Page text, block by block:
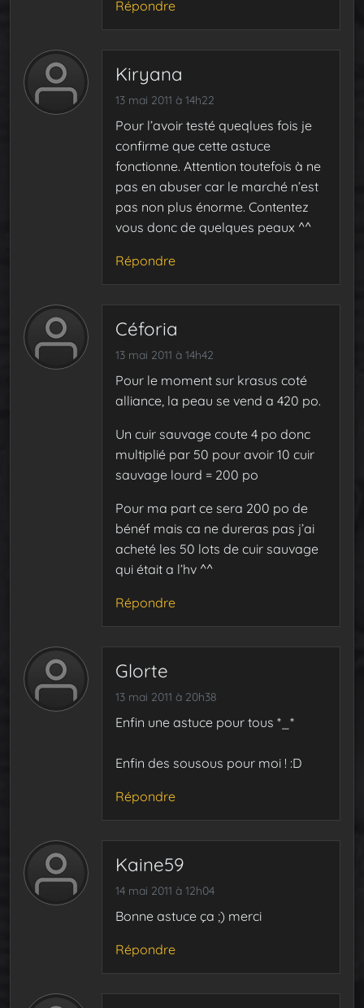
Répondre
Kiryana
13 mai 2011 à 14h22
Pour l’avoir testé queqlues fois je
confirme que cette astuce
fonctionne. Attention toutefois à ne
pas en abuser car le marché n’est
pas non plus énorme. Contentez
vous donc de quelques peaux ^^
Répondre
Céforia
13 mai 2011 à 14h42
Pour le moment sur krasus coté
alliance, la peau se vend a 420 po.
Un cuir sauvage coute 4 po donc
multiplié par 50 pour avoir 10 cuir
sauvage lourd = 200 po
Pour ma part ce sera 200 po de
bénéf mais ca ne dureras pas j’ai
acheté les 50 lots de cuir sauvage
qui était a l’hv ^^
Répondre
Glorte
13 mai 2011 à 20h38
Enfin une astuce pour tous *_*
Enfin des sousous pour moi ! :D
Répondre
Kaine59
14 mai 2011 à 12h04
Bonne astuce ça ;) merci
Répondre